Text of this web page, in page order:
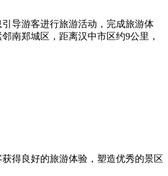
导游客进行旅游活动，完成旅游体
郑城区，距离汉中市区约9公里，
得良好的旅游体验，塑造优秀的景区